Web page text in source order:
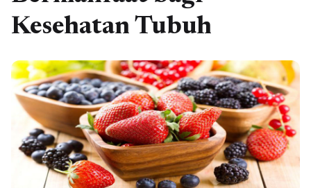
Kesehatan Tubuh